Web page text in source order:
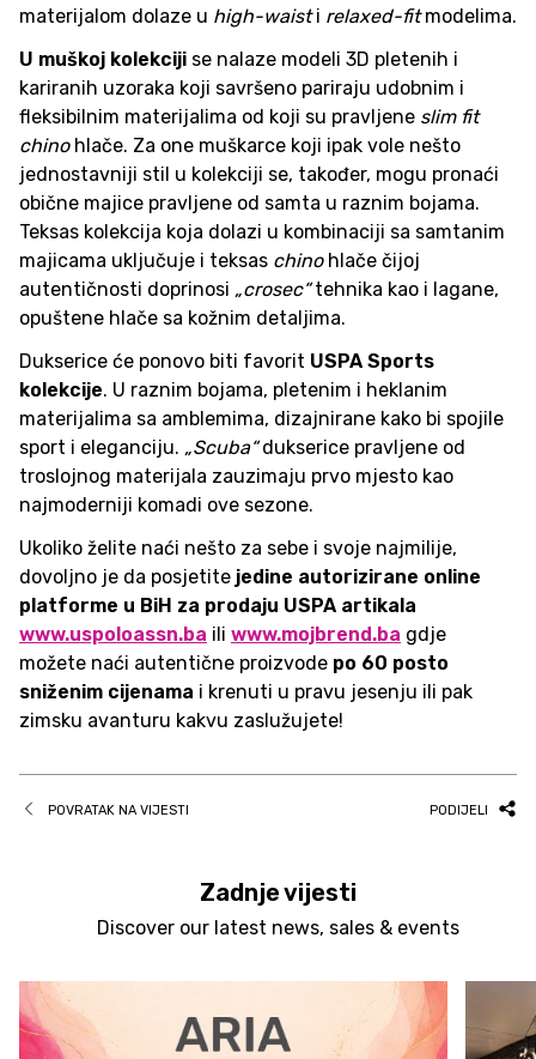
materijalom dolaze u high-waisti relaxed-fitmodelima.
U muškoj kolekciji se nalaze modeli 3D pletenih i
kariranih uzoraka koji savršeno pariraju udobnim i
fleksibilnim materijalima od koji su pravljene slim fit
chino hlače. Za one muškarce koji ipak vole nešto
jednostavniji stil u kolekciji se, također, mogu pronaći
obične majice pravljene od samta u raznim bojama.
Teksas kolekcija koja dolazi u kombinaciji sa samtanim
majicama uključuje i teksas chinohlače čijoj
autentičnosti doprinosi „crosec“tehnika kao i lagane,
opuštene hlače sa kožnim detaljima.
Dukserice će ponovo biti favorit USPA Sports
kolekcije. U raznim bojama, pletenim i heklanim
materijalima sa amblemima, dizajnirane kako bi spojile
sport i eleganciju. „Scuba“dukserice pravljene od
troslojnog materijala zauzimaju prvo mjesto kao
najmoderniji komadi ove sezone.
Ukoliko želite naći nešto za sebe i svoje najmilije,
dovoljno je da posjetite jedine autorizirane online
platforme u BiH za prodaju USPA artikala
www.uspoloassn.ba ili www.mojbrend.ba gdje
možete naći autentične proizvode po 60 posto
sniženim cijenama i krenuti u pravu jesenju ili pak
zimsku avanturu kakvu zaslužujete!
POVRATAK NA VIJESTI PODIJELI
Zadnje vijesti
Discover our latest news, sales & events